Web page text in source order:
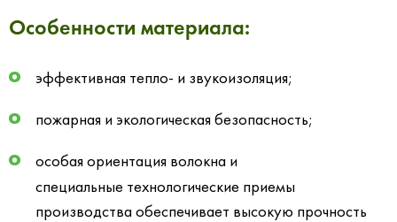
Особенности материала:
эффективная тепло- и звукоизоляция;
пожарная и экологическая безопасность;
особая ориентация волокна и
специальные технологические приемы
производства обеспечивает высокую прочность